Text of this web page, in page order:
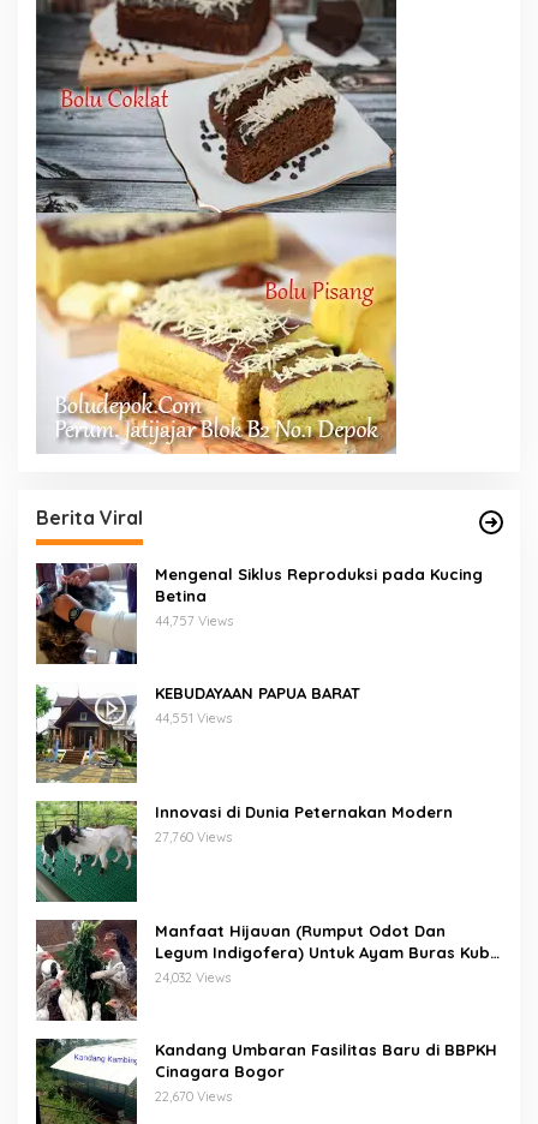
Berita Viral
Mengenal Siklus Reproduksi pada Kucing
Betina
44,757 Views
KEBUDAYAAN PAPUA BARAT
44,551 Views
Innovasi di Dunia Peternakan Modern
27,760 Views
Manfaat Hijauan (Rumput Odot Dan
Legum Indigofera) Untuk Ayam Buras Kub
Dan Sensi
24,032 Views
Kandang Umbaran Fasilitas Baru di BBPKH
Cinagara Bogor
22,670 Views